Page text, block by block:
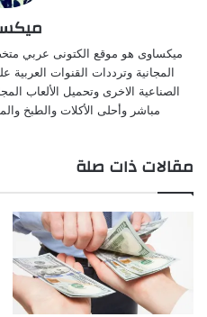
ميكساوى هو موقع الكتونى عربي
المجانية وترددات القنوات
الصناعية الاخرى وتحميل الألعاب
مباشر وأحلى الأكلات والطبخ
مقالات ذات صلة